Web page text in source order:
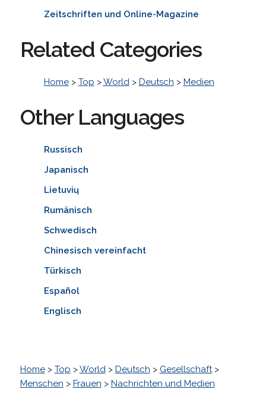
Zeitschriften und Online-Magazine
Related Categories
Home> Top >World> Deutsch > Medien
Other Languages
Russisch
Japanisch
Lietuvių
Rumänisch
Schwedisch
Chinesisch vereinfacht
Türkisch
Español
Englisch
Home> Top >World> Deutsch > Gesellschaft>
Menschen > Frauen > Nachrichten und Medien